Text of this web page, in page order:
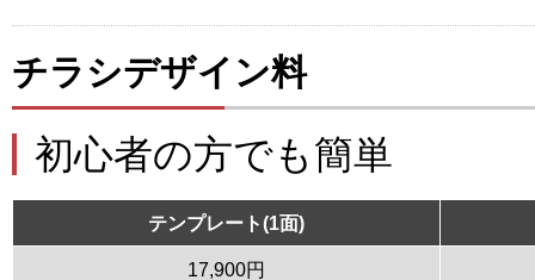
チラシデザイン料
初心者の方でも簡単
テンプレート(1面)
17,900円